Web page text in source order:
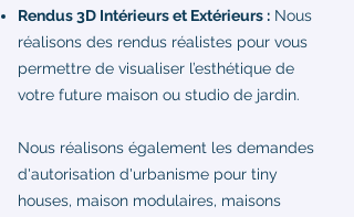
Rendus 3D Intérieurs et Extérieurs : Nous
réalisons des rendus réalistes pour vous
permettre de visualiser l’esthétique de
votre future maison ou studio de jardin.
Nous réalisons également les demandes
d'autorisation d'urbanisme pour tiny
houses, maison modulaires, maisons